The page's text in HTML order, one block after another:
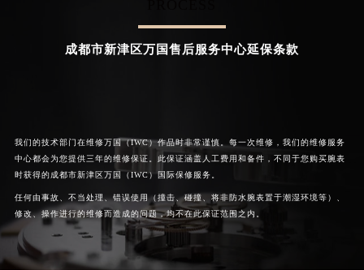
成都市新津区万国售后服务中心延保条款
我们的技术部门在维修万国（IWC）作品时非常谨慎。每一次维修，我们的维修服务
中心都会为您提供三年的维修保证。此保证涵盖人工费用和备件，不同于您购买腕表
时获得的成都市新津区万国（IWC）国际保修服务。
任何由事故、不当处理、错误使用（撞击、碰撞、将非防水腕表置于潮湿环境等）、
修改、操作进行的维修而造成的问题，均不在此保证范围之内。